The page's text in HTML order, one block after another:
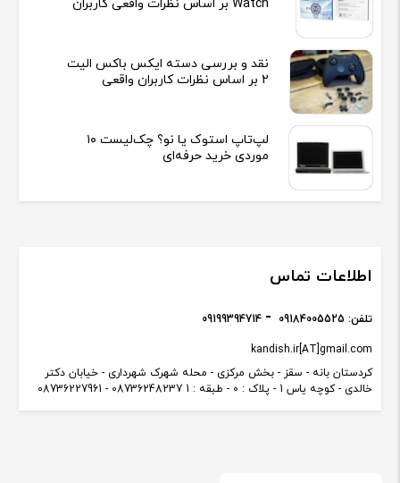
Watch بر اساس نظرات واقعی کاربران
نقد و بررسی دسته ایکس باکس الیت
2 بر اساس نظرات کاربران واقعی
لپ‌تاپ استوک یا نو؟ چک‌لیست ۱۰
موردی خرید حرفه‌ای
اطلاعات تماس
کردستان بانه - سقز - بخش مرکزی - محله شهرک شهرداری - خیابان دکتر
خالدی - کوچه یاس 1 - پلاک : 0 - طبقه : 1 08736248237 - 08736227961
kandish.ir[AT]gmail.com
تلفن: 09184005525
09199394714